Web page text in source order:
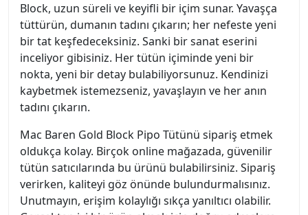
Block, uzun süreli ve keyifli bir içim sunar. Yavaşça
tüttürün, dumanın tadını çıkarın; her nefeste yeni
bir tat keşfedeceksiniz. Sanki bir sanat eserini
inceliyor gibisiniz. Her tütün içiminde yeni bir
nokta, yeni bir detay bulabiliyorsunuz. Kendinizi
kaybetmek istemezseniz, yavaşlayın ve her anın
tadını çıkarın.
Mac Baren Gold Block Pipo Tütünü sipariş etmek
oldukça kolay. Birçok online mağazada, güvenilir
tütün satıcılarında bu ürünü bulabilirsiniz. Sipariş
verirken, kaliteyi göz önünde bulundurmalısınız.
Unutmayın, erişim kolaylığı sıkça yanıltıcı olabilir.